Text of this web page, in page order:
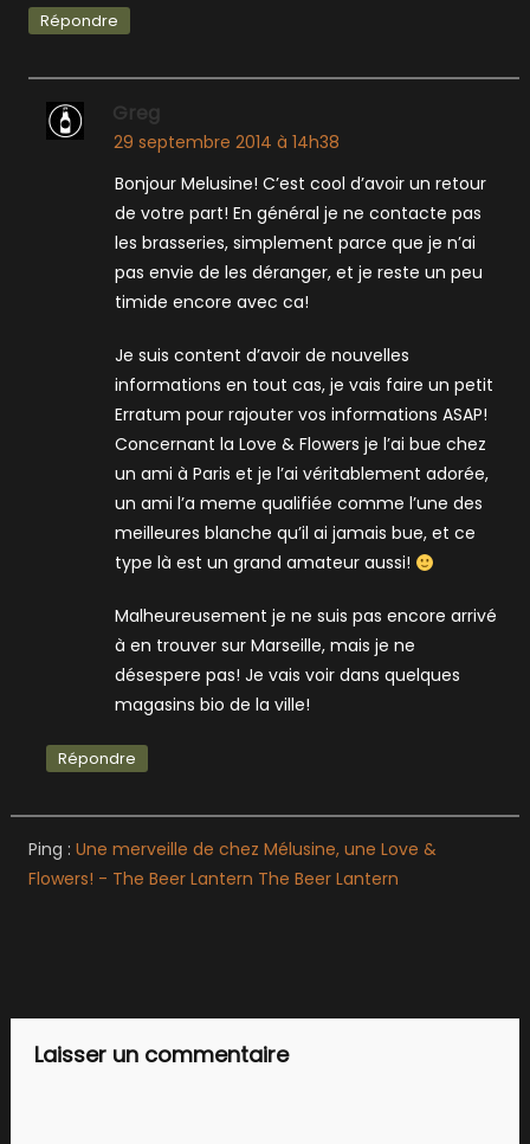
Répondre
Greg
29 septembre 2014 à 14h38
Bonjour Melusine! C’est cool d’avoir un retour
de votre part! En général je ne contacte pas
les brasseries, simplement parce que je n’ai
pas envie de les déranger, et je reste un peu
timide encore avec ca!
Je suis content d’avoir de nouvelles
informations en tout cas, je vais faire un petit
Erratum pour rajouter vos informations ASAP!
Concernant la Love & Flowers je l’ai bue chez
un ami à Paris et je l’ai véritablement adorée,
un ami l’a meme qualifiée comme l’une des
meilleures blanche qu’il ai jamais bue, et ce
type là est un grand amateur aussi!
Malheureusement je ne suis pas encore arrivé
à en trouver sur Marseille, mais je ne
désespere pas! Je vais voir dans quelques
magasins bio de la ville!
Répondre
Ping : Une merveille de chez Mélusine, une Love &
Flowers! - The Beer Lantern The Beer Lantern
Laisser un commentaire